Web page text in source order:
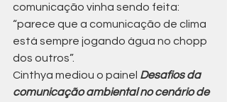
comunicação vinha sendo feita:
“parece que a comunicação de clima
está sempre jogando água no chopp
dos outros”.
Cinthya mediou o painel Desafios da
comunicação ambiental no cenário de